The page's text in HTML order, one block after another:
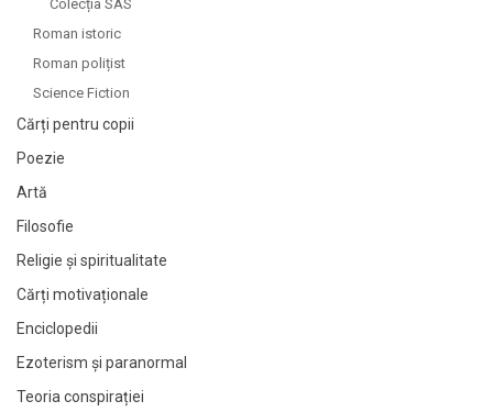
Colecția SAS
Roman istoric
Roman polițist
Science Fiction
Cărți pentru copii
Poezie
Artă
Filosofie
Religie și spiritualitate
Cărți motivaționale
Enciclopedii
Ezoterism și paranormal
Teoria conspirației